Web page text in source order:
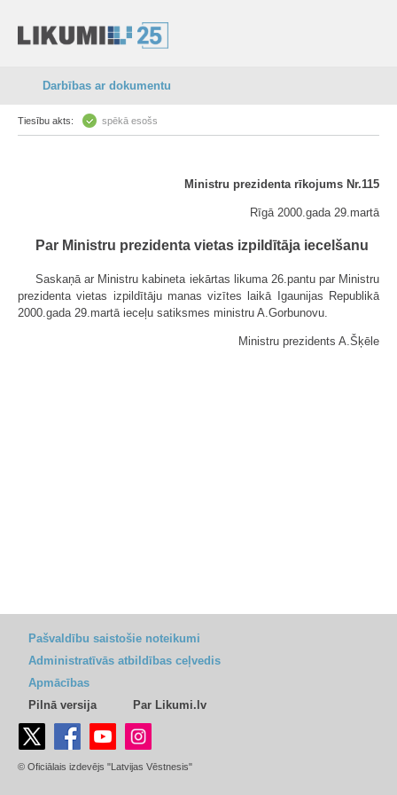
Darbības ar dokumentu
Tiesību akts: spēkā esošs
Ministru prezidenta rīkojums Nr.115
Rīgā 2000.gada 29.martā
Par Ministru prezidenta vietas izpildītāja iecelšanu
Saskaņā ar Ministru kabineta iekārtas likuma 26.pantu par Ministru
prezidenta vietas izpildītāju manas vizītes laikā Igaunijas Republikā
2000.gada 29.martā ieceļu satiksmes ministru A.Gorbunovu.
Ministru prezidents A.Šķēle
Pašvaldību saistošie noteikumi
Administratīvās atbildības ceļvedis
Apmācības
Pilnā versija
Par Likumi.lv
© Oficiālais izdevējs "Latvijas Vēstnesis"